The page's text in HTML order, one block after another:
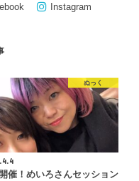
Instagram
ぬっく
催！めいろさんセッション